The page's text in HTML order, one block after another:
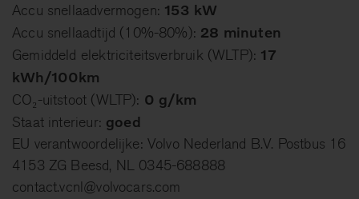
Accu snellaadvermogen: 153 kW
Accu snellaadtijd (10%-80%): 28 minuten
Gemiddeld elektriciteitsverbruik (WLTP): 17
kWh/100km
CO₂-uitstoot (WLTP): 0 g/km
Staat interieur: goed
EU verantwoordelijke: Volvo Nederland B.V. Postbus 16
4153 ZG Beesd, NL 0345-688888
contact.vcnl@volvocars.com